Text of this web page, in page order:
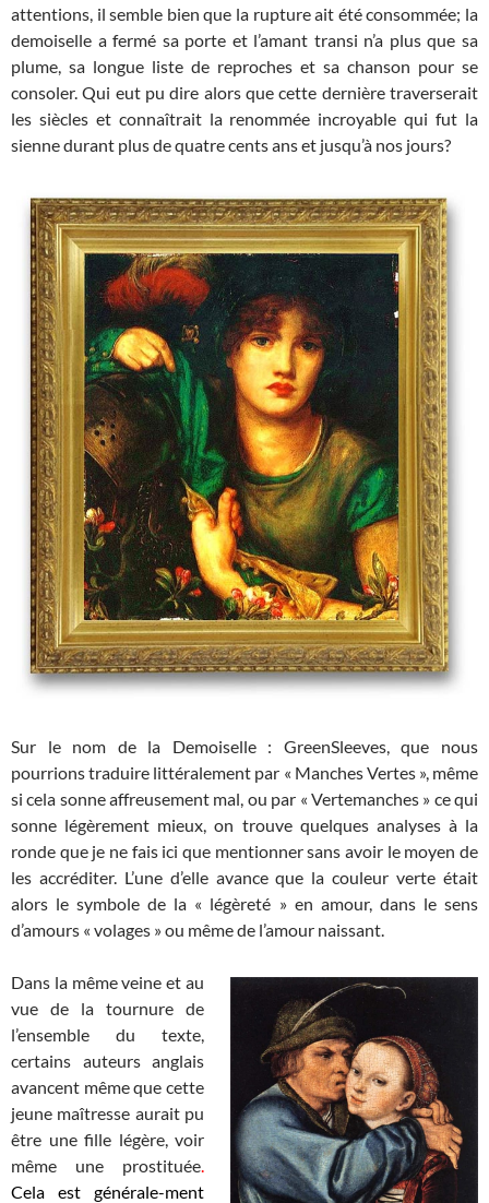
attentions, il semble bien que la rupture ait été consommée; la
demoiselle a fermé sa porte et l’amant transi n’a plus que sa
plume, sa longue liste de reproches et sa chanson pour se
consoler. Qui eut pu dire alors que cette dernière traverserait
les siècles et connaîtrait la renommée incroyable qui fut la
sienne durant plus de quatre cents ans et jusqu’à nos jours?
Sur le nom de la Demoiselle : GreenSleeves, que nous
pourrions traduire littéralement par « Manches Vertes », même
si cela sonne affreusement mal, ou par « Vertemanches » ce qui
sonne légèrement mieux, on trouve quelques analyses à la
ronde que je ne fais ici que mentionner sans avoir le moyen de
les accréditer. L’une d’elle avance que la couleur verte était
alors le symbole de la « légèreté » en amour, dans le sens
d’amours « volages » ou même de l’amour naissant.
Dans la même veine et au
vue de la tournure de
l’ensemble du texte,
certains auteurs anglais
avancent même que cette
jeune maîtresse aurait pu
être une fille légère, voir
même une prostituée
Cela est générale-ment